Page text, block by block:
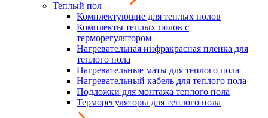
Теплый пол
Комплектующие для теплых полов
Комплекты теплых полов с
терморегулятором
Нагревательная инфракрасная пленка для
теплого пола
Нагревательные маты для теплого пола
Нагревательный кабель для теплого пола
Подложки для монтажа теплого пола
Терморегуляторы для теплого пола